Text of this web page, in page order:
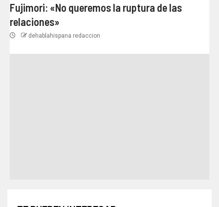
Fujimori: «No queremos la ruptura de las
relaciones»
dehablahispana redaccion